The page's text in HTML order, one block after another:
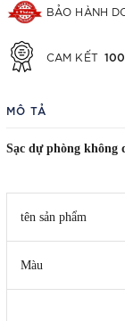
BẢO HÀNH
CAM KẾT
MÔ TẢ
Sạc dự phòng không
tên sản phẩm
Màu